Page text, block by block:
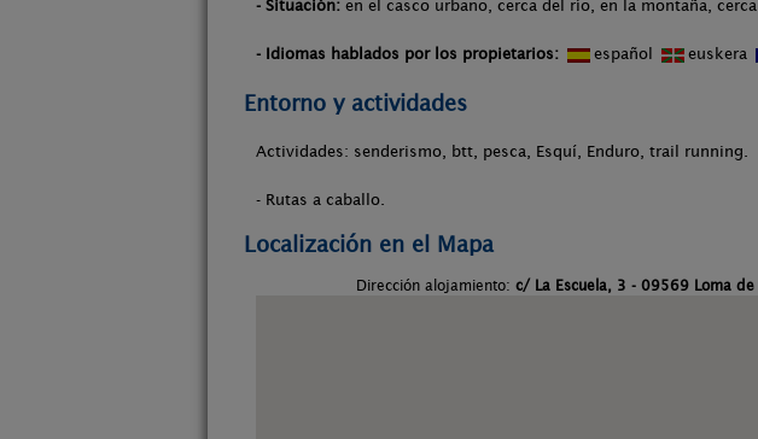
- Situación: en el casco urbano, cerca del río, en la montaña,
- Idiomas hablados por los propietarios: español euskera
Entorno y actividades
Actividades: senderismo, btt, pesca, Esquí, Enduro, trail running.
- Rutas a caballo.
Localización en el Mapa
Dirección alojamiento: c/ La Escuela, 3 - 09569 Loma de